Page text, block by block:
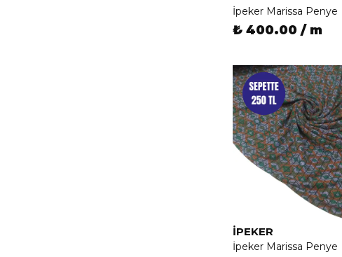
İpeker Marissa Penye
₺ 400.00 / m
İPEKER
İpeker Marissa Penye